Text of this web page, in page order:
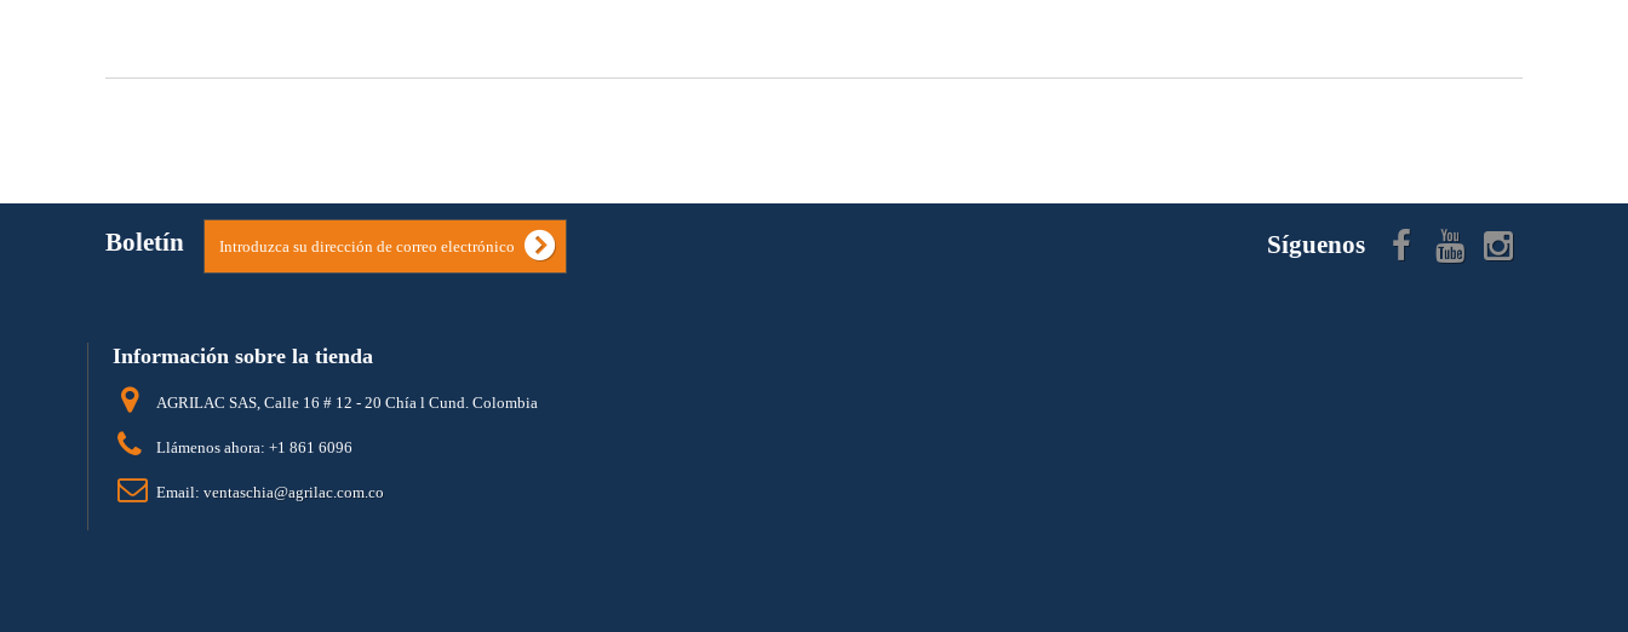
Boletín Síguenos
Información sobre la tienda
AGRILAC SAS, Calle 16 # 12 - 20 Chía l Cund. Colombia
Llámenos ahora: +1 861 6096
Email: ventaschia@agrilac.com.co